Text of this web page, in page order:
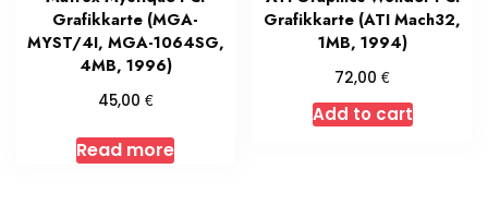
Grafikkarte (MGA-
MYST/4I, MGA-1064SG,
4MB, 1996)
45,00 €
Read more
Grafikkarte (ATI Mach32,
1MB, 1994)
72,00€
Add to cart